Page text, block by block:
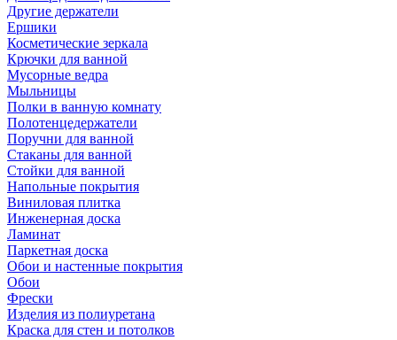
Другие держатели
Ершики
Косметические зеркала
Крючки для ванной
Мусорные ведра
Мыльницы
Полки в ванную комнату
Полотенцедержатели
Поручни для ванной
Стаканы для ванной
Стойки для ванной
Напольные покрытия
Виниловая плитка
Инженерная доска
Ламинат
Паркетная доска
Обои и настенные покрытия
Обои
Фрески
Изделия из полиуретана
Краска для стен и потолков